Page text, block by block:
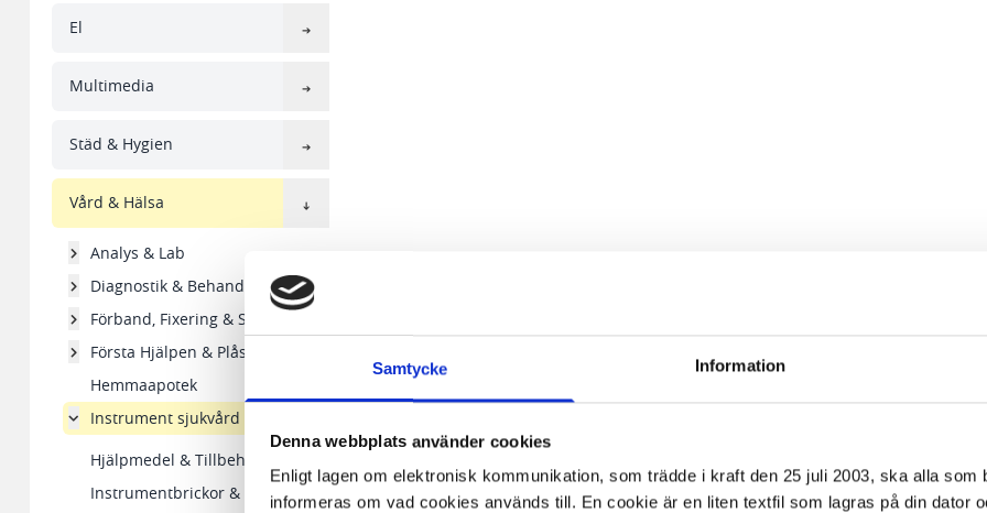
Samtycke Information
Denna webbplats använder cookies
Enligt lagen om elektronisk kommunikation, som trädde i kraft den 25 juli 2003, ska alla som
informeras om vad cookies används till. En cookie är en liten textfil som lagras på din dator
El
Multimedia
Städ & Hygien
Vård & Hälsa
Analys & Lab
Diagnostik & Behandling
Förband, Fixering & Stöd
Första Hjälpen & Plåster
Hemmaapotek
Instrument sjukvård
Hjälpmedel & Tillbehör
Instrumentbrickor & Skålar